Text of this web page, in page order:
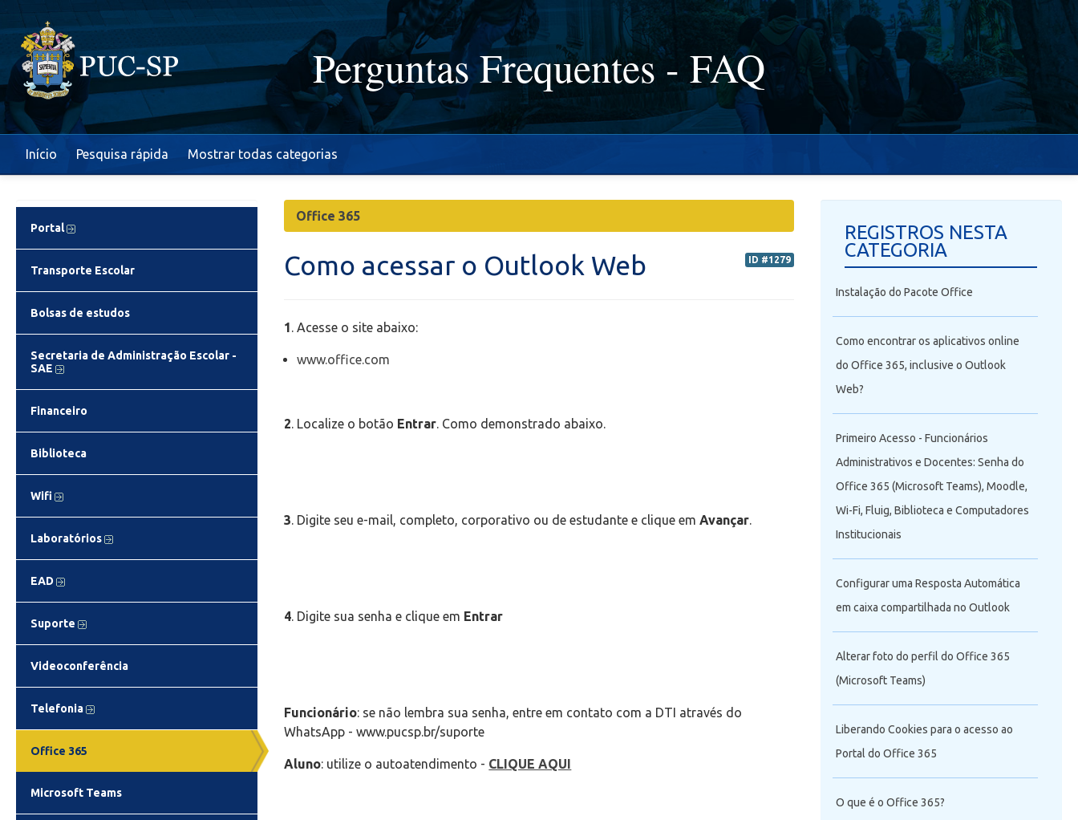
Perguntas Frequentes - FAQ
Início Pesquisa rápida Mostrar todas categorias
Portal
Transporte Escolar
Bolsas de estudos
Secretaria de Administração Escolar -
SAE
Financeiro
Biblioteca
Wifi
Laboratórios
EAD
Suporte
Videoconferência
Telefonia
Office 365
Microsoft Teams
Office 365
ID #1279
Como acessar o Outlook Web
1. Acesse o site abaixo:
www.office.com
2. Localize o botão Entrar. Como demonstrado abaixo.
3. Digite seu e-mail, completo, corporativo ou de estudante e clique emAvançar.
4. Digite sua senha e clique em Entrar
Funcionário: se não lembra sua senha, entre em contato com a DTI através do
WhatsApp - www.pucsp.br/suporte
Aluno: utilize o autoatendimento - CLIQUE AQUI
REGISTROS NESTA
CATEGORIA
Instalação do Pacote Office
Como encontrar os aplicativos online
do Office 365, inclusive o Outlook
Web?
Primeiro Acesso - Funcionários
Administrativos e Docentes: Senha do
Office 365 (Microsoft Teams), Moodle,
Wi-Fi, Fluig, Biblioteca e Computadores
Institucionais
Configurar uma Resposta Automática
em caixa compartilhada no Outlook
Alterar foto do perfil do Office 365
(Microsoft Teams)
Liberando Cookies para o acesso ao
Portal do Office 365
O que é o Office 365?